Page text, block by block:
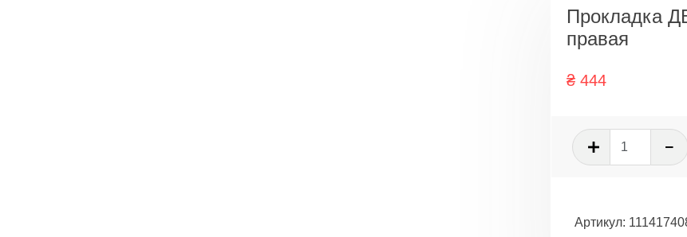
Прокладка
правая
₴ 444
товара
Артикул: